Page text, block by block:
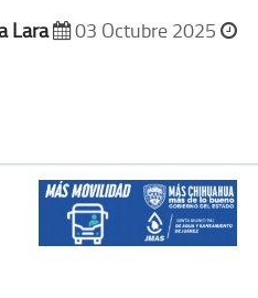
Lara
03 Octubre 2025